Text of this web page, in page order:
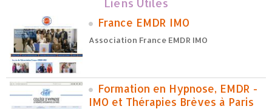
France EMDR IMO
Association France EMDR IMO
Formation en Hypnose, EMDR -
IMO et Thérapies Brèves à Paris